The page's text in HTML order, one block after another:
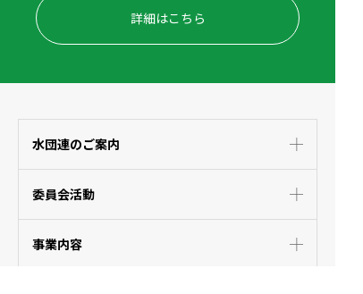
詳細はこちら
水団連のご案内
委員会活動
事業内容